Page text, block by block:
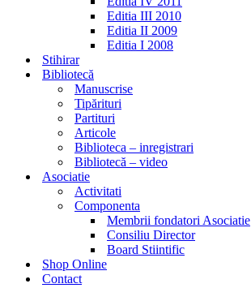
Editia III 2010
Editia II 2009
Editia I 2008
Stihirar
Bibliotecă
Manuscrise
Tipărituri
Partituri
Articole
Biblioteca – inregistrari
Bibliotecă – video
Asociatie
Activitati
Componenta
Membrii fondatori Asociatie
Consiliu Director
Board Stiintific
Shop Online
Contact